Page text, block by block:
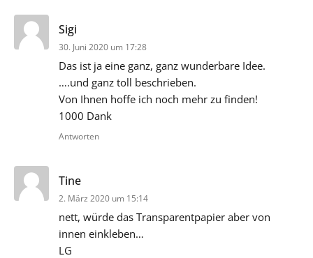
Sigi
30. Juni 2020 um 17:28
Das ist ja eine ganz, ganz wunderbare Idee.
….und ganz toll beschrieben.
Von Ihnen hoffe ich noch mehr zu finden!
1000 Dank
Antworten
Tine
2. März 2020 um 15:14
nett, würde das Transparentpapier aber von
innen einkleben…
LG